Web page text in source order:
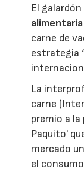
El galardón
alimentaria
carne de
estrategia
La
carne
premio a la
Paquito'
mercado
el